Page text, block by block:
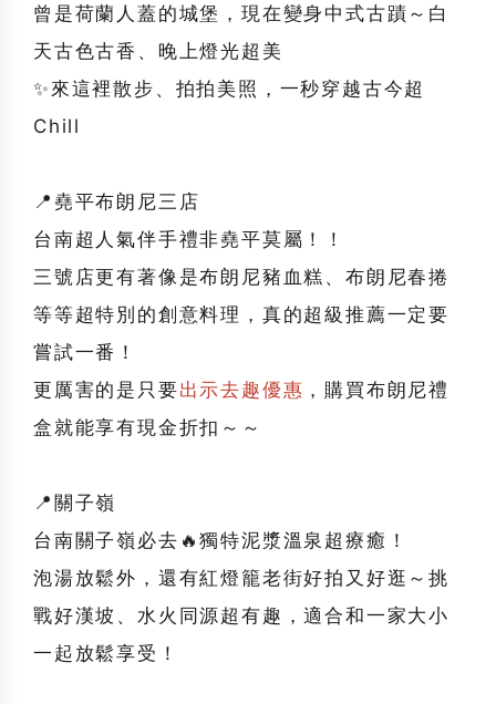
曾是荷蘭人蓋的城堡，現在變身中式古蹟～白
天古色古香、晚上燈光超美
✨來這裡散步、拍拍美照，一秒穿越古今超
Chill
📍堯平布朗尼三店
台南超人氣伴手禮非堯平莫屬！！
三號店更有著像是布朗尼豬血糕、布朗尼春捲
等等超特別的創意料理，真的超級推薦一定要
嘗試一番！
更厲害的是只要出示去趣優惠 ，購買布朗尼禮
盒就能享有現金折扣～～
📍關子嶺
台南關子嶺必去🔥獨特泥漿溫泉超療癒！
泡湯放鬆外，還有紅燈籠老街好拍又好逛～挑
戰好漢坡、水火同源超有趣，適合和一家大小
一起放鬆享受！